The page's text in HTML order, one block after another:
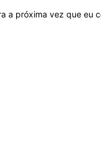
a próxima vez que eu